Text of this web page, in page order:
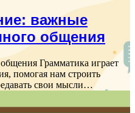
важные
общения
Грамматика играет
помогая нам строить
свои мысли…